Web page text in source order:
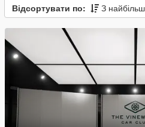
Відсортувати по: З